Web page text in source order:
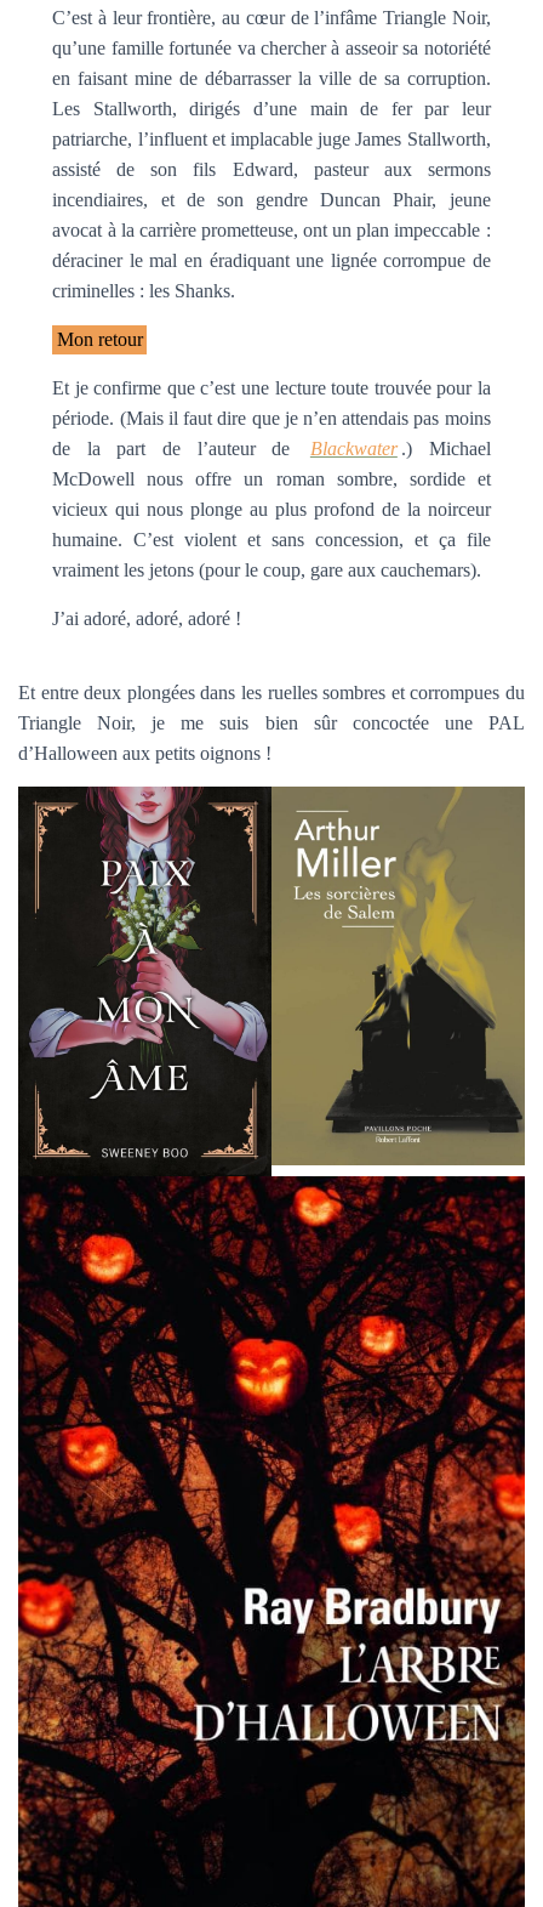
C’est à leur frontière, au cœur de l’infâme Triangle Noir,
qu’une famille fortunée va chercher à asseoir sa notoriété
en faisant mine de débarrasser la ville de sa corruption.
Les Stallworth, dirigés d’une main de fer par leur
patriarche, l’influent et implacable juge James Stallworth,
assisté de son fils Edward, pasteur aux sermons
incendiaires, et de son gendre Duncan Phair, jeune
avocat à la carrière prometteuse, ont un plan impeccable :
déraciner le mal en éradiquant une lignée corrompue de
criminelles : les Shanks.
Mon retour
Et je confirme que c’est une lecture toute trouvée pour la
période. (Mais il faut dire que je n’en attendais pas moins
de la part de l’auteur de
Blackwater .) Michael
McDowell nous offre un roman sombre, sordide et
vicieux qui nous plonge au plus profond de la noirceur
humaine. C’est violent et sans concession, et ça file
vraiment les jetons (pour le coup, gare aux cauchemars).
J’ai adoré, adoré, adoré !
Et entre deux plongées dans les ruelles sombres et corrompues du
Triangle Noir, je me suis bien sûr concoctée une PAL
d’Halloween aux petits oignons !